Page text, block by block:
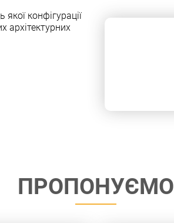
конфiгурацiї
архiтектурних
ПРОПОНУЄМО